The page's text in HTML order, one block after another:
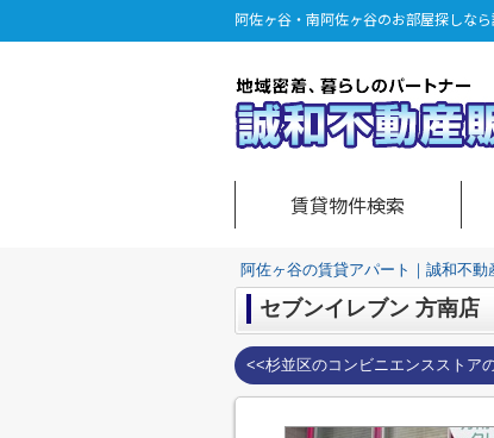
阿佐ヶ谷・南阿佐ヶ谷のお部屋探しな
賃貸物件検索
阿佐ヶ谷の賃貸アパート｜誠和不動
セブンイレブン 方南店
<<杉並区のコンビニエンスストア